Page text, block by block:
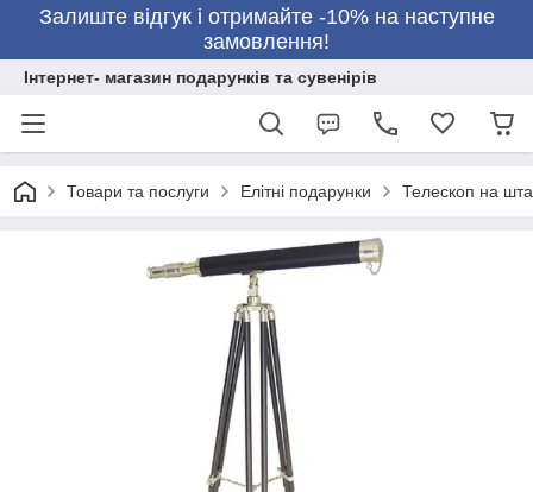
Залиште відгук і отримайте -10% на наступне
замовлення!
Інтернет- магазин подарунків та сувенірів
Товари та послуги Елітні подарунки Телескоп на